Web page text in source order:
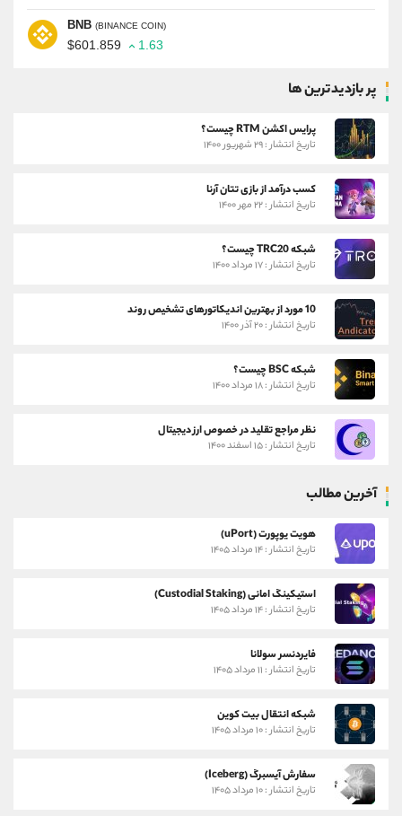
BNB (BINANCE COIN)
$601.859 1.63
پر بازدیدترین ها
پرایس اکشن RTM چیست؟
تاریخ انتشار : ۲۹ شهریور ۱۴۰۰
کسب درآمد از بازی تتان آرنا
تاریخ انتشار : ۲۲ مهر ۱۴۰۰
شبکه TRC20 چیست؟
تاریخ انتشار : ۱۷ مرداد ۱۴۰۰
10 مورد از بهترین اندیکاتورهای تشخیص روند
تاریخ انتشار : ۲۰ آذر ۱۴۰۰
شبکه BSC چیست؟
تاریخ انتشار : ۱۸ مرداد ۱۴۰۰
نظر مراجع تقلید در خصوص ارز دیجیتال
تاریخ انتشار : ۱۵ اسفند ۱۴۰۰
آخرین مطالب
هویت یوپورت (uPort)
تاریخ انتشار : ۱۴ مرداد ۱۴۰۵
استیکینگ امانی (Custodial Staking)
تاریخ انتشار : ۱۴ مرداد ۱۴۰۵
فایردنسر سولانا
تاریخ انتشار : ۱۱ مرداد ۱۴۰۵
شبکه انتقال بیت کوین
تاریخ انتشار : ۱۰ مرداد ۱۴۰۵
سفارش آیسبرگ (Iceberg)
تاریخ انتشار : ۱۰ مرداد ۱۴۰۵